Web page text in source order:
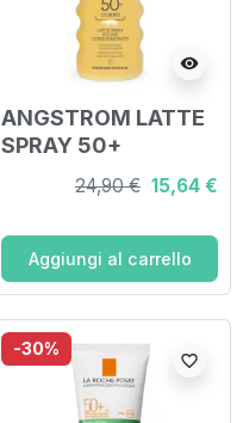
visibility
ANGSTROM LATTE
SPRAY 50+
24,90 € 15,64 €
Aggiungi al carrello
-30%
favorite_border